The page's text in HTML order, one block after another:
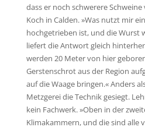
dass er noch schwerere
Koch in Calden. »Was nutzt mir
hochgetrieben ist, und die Wurst
liefert die Antwort gleich
werden 20 Meter von hier
Gerstenschrot aus der Region
auf die Waage bringen.« Anders
Metzgerei die Technik gesiegt.
kein Fachwerk. »Oben in der
Klimakammern, und die sind alle